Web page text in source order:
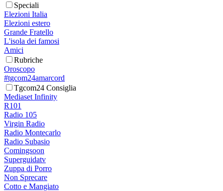
Speciali
Elezioni Italia
Elezioni estero
Grande Fratello
L'isola dei famosi
Amici
Rubriche
Oroscopo
#tgcom24amarcord
Tgcom24 Consiglia
Mediaset Infinity
R101
Radio 105
Virgin Radio
Radio Montecarlo
Radio Subasio
Comingsoon
Superguidatv
Zuppa di Porro
Non Sprecare
Cotto e Mangiato